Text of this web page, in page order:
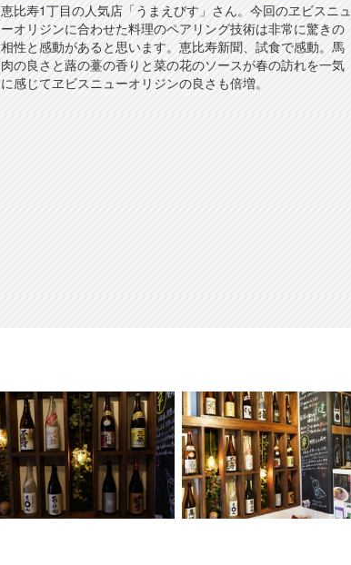
恵比寿1丁目の人気店「うまえびす」さん。今回のヱビスニュ
ーオリジンに合わせた料理のペアリング技術は非常に驚きの
相性と感動があると思います。恵比寿新聞、試食で感動。馬
肉の良さと蕗の薹の香りと菜の花のソースが春の訪れを一気
に感じてヱビスニューオリジンの良さも倍増。